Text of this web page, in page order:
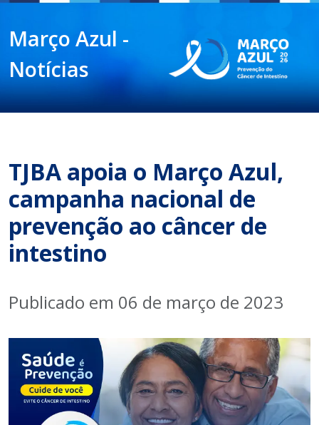
Março Azul -
Notícias
TJBA apoia o Março Azul,
campanha nacional de
prevenção ao câncer de
intestino
Publicado em 06 de março de 2023